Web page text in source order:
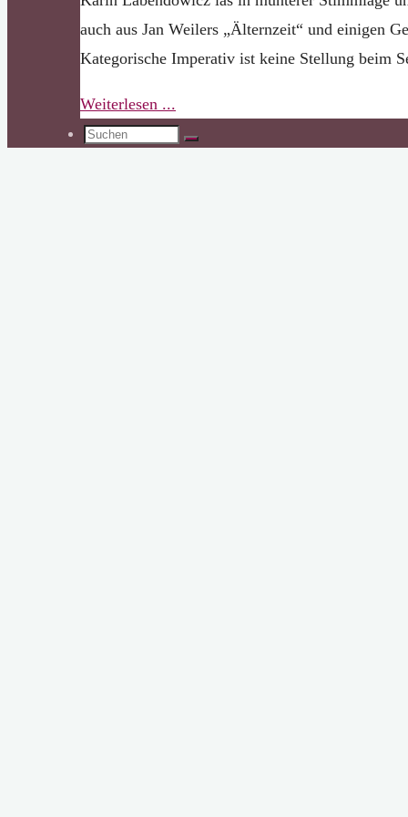
auch aus Jan Weilers „Älternzeit“ und einigen
Kategorische Imperativ ist keine Stellung beim
Weiterlesen ...
man
Suchen
Suchen